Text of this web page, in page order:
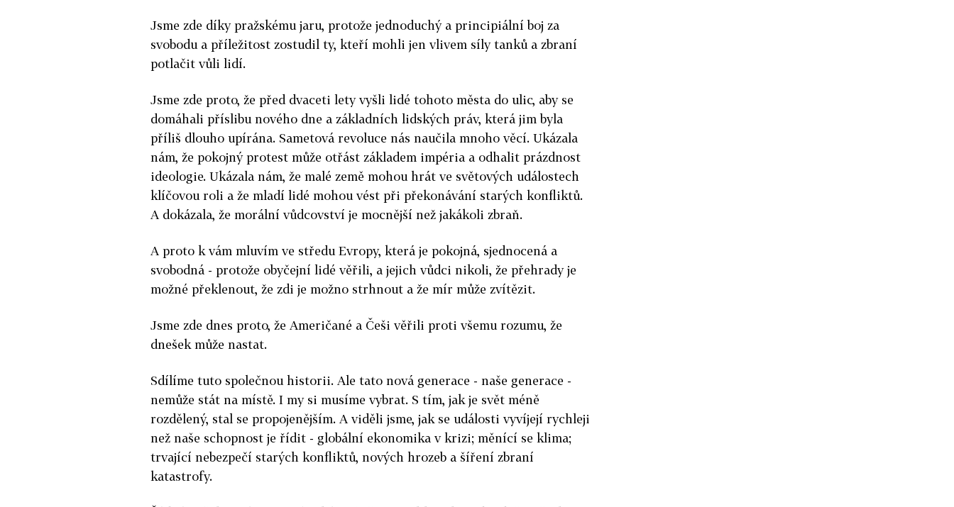
Jsme zde díky pražskému jaru, protože jednoduchý a principiální boj za
svobodu a příležitost zostudil ty, kteří mohli jen vlivem síly tanků a zbraní
potlačit vůli lidí.
Jsme zde proto, že před dvaceti lety vyšli lidé tohoto města do ulic, aby se
domáhali příslibu nového dne a základních lidských práv, která jim byla
příliš dlouho upírána. Sametová revoluce nás naučila mnoho věcí. Ukázala
nám, že pokojný protest může otřást základem impéria a odhalit prázdnost
ideologie. Ukázala nám, že malé země mohou hrát ve světových událostech
klíčovou roli a že mladí lidé mohou vést při překonávání starých konfliktů.
A dokázala, že morální vůdcovství je mocnější než jakákoli zbraň.
A proto k vám mluvím ve středu Evropy, která je pokojná, sjednocená a
svobodná - protože obyčejní lidé věřili, a jejich vůdci nikoli, že přehrady je
možné překlenout, že zdi je možno strhnout a že mír může zvítězit.
Jsme zde dnes proto, že Američané a Češi věřili proti všemu rozumu, že
dnešek může nastat.
Sdílíme tuto společnou historii. Ale tato nová generace - naše generace -
nemůže stát na místě. I my si musíme vybrat. S tím, jak je svět méně
rozdělený, stal se propojenějším. A viděli jsme, jak se události vyvíjejí rychleji
než naše schopnost je řídit - globální ekonomika v krizi; měnící se klima;
trvající nebezpečí starých konfliktů, nových hrozeb a šíření zbraní
katastrofy.